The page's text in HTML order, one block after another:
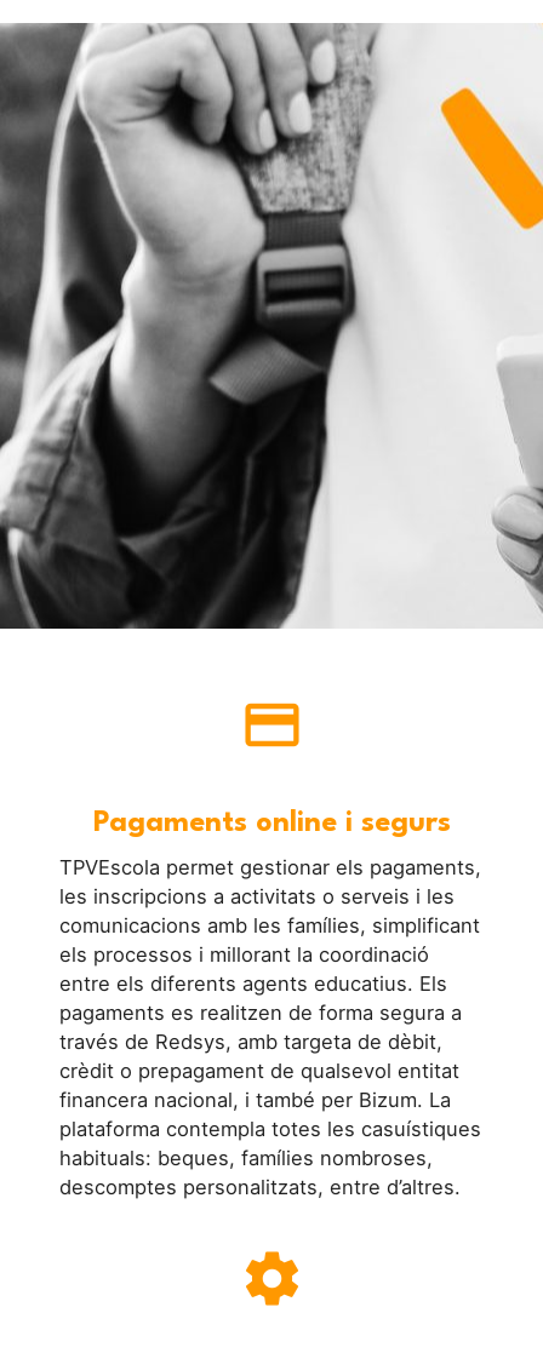
credit_card
Pagaments online i segurs
TPVEscola permet gestionar els pagaments,
les inscripcions a activitats o serveis i les
comunicacions amb les famílies, simplificant
els processos i millorant la coordinació
entre els diferents agents educatius. Els
pagaments es realitzen de forma segura a
través de Redsys, amb targeta de dèbit,
crèdit o prepagament de qualsevol entitat
financera nacional, i també per Bizum. La
plataforma contempla totes les casuístiques
habituals: beques, famílies nombroses,
descomptes personalitzats, entre d’altres.
settings